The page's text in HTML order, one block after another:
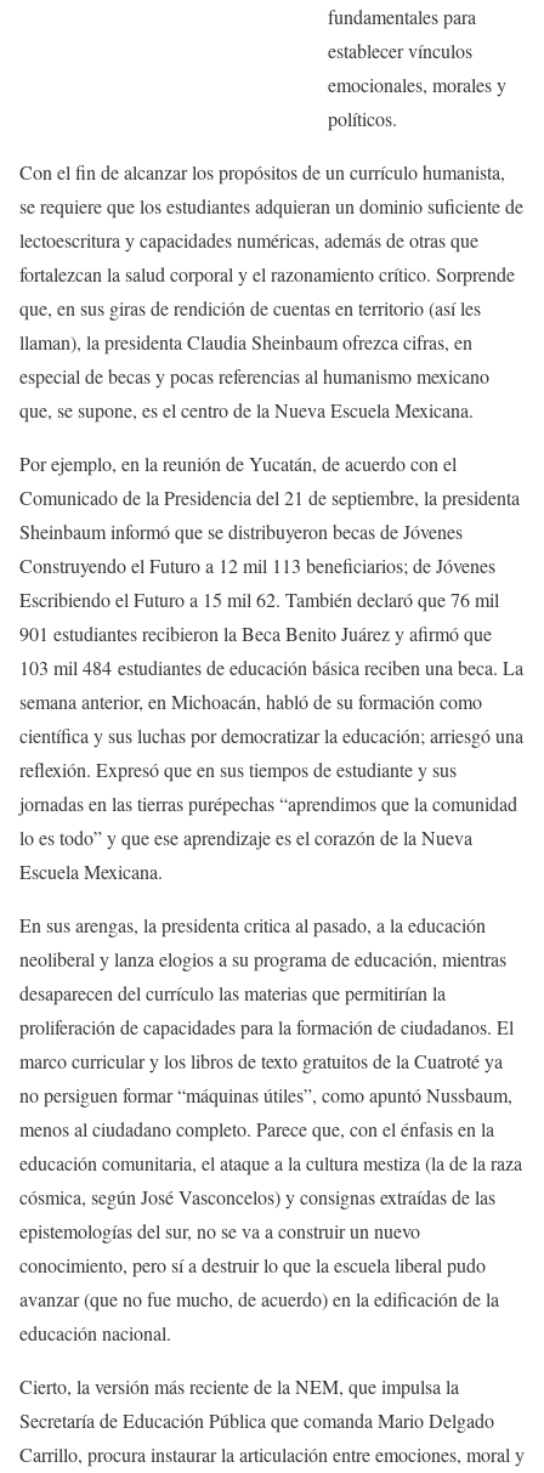
fundamentales para
establecer vínculos
emocionales, morales y
políticos.
Con el fin de alcanzar los propósitos de un currículo humanista,
se requiere que los estudiantes adquieran un dominio suficiente de
lectoescritura y capacidades numéricas, además de otras que
fortalezcan la salud corporal y el razonamiento crítico. Sorprende
que, en sus giras de rendición de cuentas en territorio (así les
llaman), la presidenta Claudia Sheinbaum ofrezca cifras, en
especial de becas y pocas referencias al humanismo mexicano
que, se supone, es el centro de la Nueva Escuela Mexicana.
Por ejemplo, en la reunión de Yucatán, de acuerdo con el
Comunicado de la Presidencia del 21 de septiembre, la presidenta
Sheinbaum informó que se distribuyeron becas de Jóvenes
Construyendo el Futuro a 12 mil 113 beneficiarios; de Jóvenes
Escribiendo el Futuro a 15 mil 62. También declaró que 76 mil
901 estudiantes recibieron la Beca Benito Juárez y afirmó que
103 mil 484 estudiantes de educación básica reciben una beca. La
semana anterior, en Michoacán, habló de su formación como
científica y sus luchas por democratizar la educación; arriesgó una
reflexión. Expresó que en sus tiempos de estudiante y sus
jornadas en las tierras purépechas “aprendimos que la comunidad
lo es todo” y que ese aprendizaje es el corazón de la Nueva
Escuela Mexicana.
En sus arengas, la presidenta critica al pasado, a la educación
neoliberal y lanza elogios a su programa de educación, mientras
desaparecen del currículo las materias que permitirían la
proliferación de capacidades para la formación de ciudadanos. El
marco curricular y los libros de texto gratuitos de la Cuatroté ya
no persiguen formar “máquinas útiles”, como apuntó Nussbaum,
menos al ciudadano completo. Parece que, con el énfasis en la
educación comunitaria, el ataque a la cultura mestiza (la de la raza
cósmica, según José Vasconcelos) y consignas extraídas de las
epistemologías del sur, no se va a construir un nuevo
conocimiento, pero sí a destruir lo que la escuela liberal pudo
avanzar (que no fue mucho, de acuerdo) en la edificación de la
educación nacional.
Cierto, la versión más reciente de la NEM, que impulsa la
Secretaría de Educación Pública que comanda Mario Delgado
Carrillo, procura instaurar la articulación entre emociones, moral y